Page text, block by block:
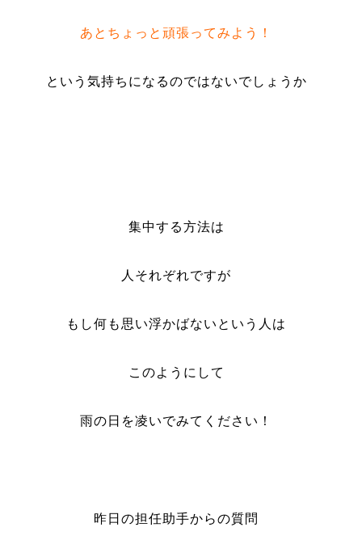
あとちょっと頑張ってみよう！
という気持ちになるのではないでしょうか
集中する方法は
人それぞれですが
もし何も思い浮かばないという人は
このようにして
雨の日を凌いでみてください！
昨日の担任助手からの質問